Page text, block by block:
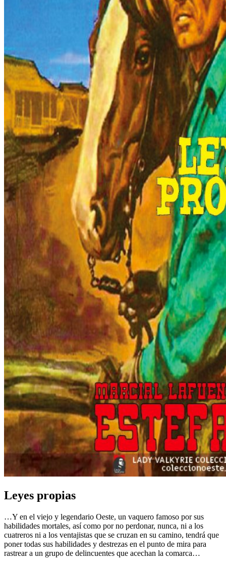
Leyes propias
…Y en el viejo y legendario Oeste, un vaquero famoso por sus
habilidades mortales, así como por no perdonar, nunca, ni a los
cuatreros ni a los ventajistas que se cruzan en su camino, tendrá que
poner todas sus habilidades y destrezas en el punto de mira para
rastrear a un grupo de delincuentes que acechan la comarca…